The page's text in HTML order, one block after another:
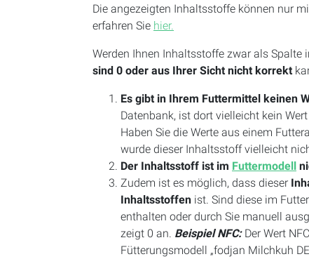
Die angezeigten Inhaltsstoffe können nur
erfahren Sie hier.
Werden Ihnen Inhaltsstoffe zwar als Spalte
sind 0 oder aus Ihrer Sicht nicht korrekt
Es gibt in Ihrem Futtermittel keinen
Datenbank, ist dort vielleicht kein
Haben Sie die Werte aus einem
wurde dieser Inhaltsstoff vielleicht
Der Inhaltsstoff ist im Futtermodell
Zudem ist es möglich, dass dieser
Inhaltsstoffen ist. Sind diese im
enthalten oder durch Sie manuell
zeigt 0 an. Beispiel NFC: Der Wert
Fütterungsmodell „fodjan Milchkuh